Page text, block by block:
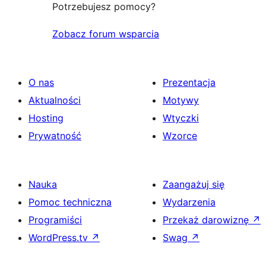
Potrzebujesz pomocy?
Zobacz forum wsparcia
O nas
Aktualności
Hosting
Prywatność
Prezentacja
Motywy
Wtyczki
Wzorce
Nauka
Pomoc techniczna
Programiści
WordPress.tv ↗
Zaangażuj się
Wydarzenia
Przekaż darowiznę ↗
Swag ↗